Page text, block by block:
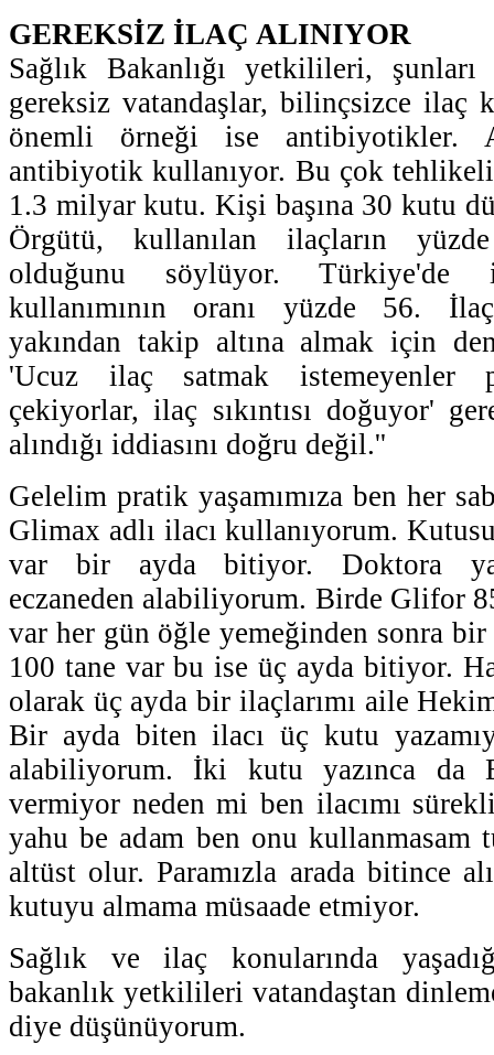
GEREKSİZ İLAÇ ALINIYOR
Sağlık Bakanlığı yetkilileri,
gereksiz vatandaşlar, bilinçsizce ilaç
önemli örneği ise antibiyotikler.
antibiyotik kullanıyor. Bu çok
1.3 milyar kutu. Kişi başına 30 kutu
Örgütü, kullanılan ilaçların
olduğunu söylüyor.
kullanımının oranı yüzde 56.
yakından takip altına almak için
'Ucuz ilaç satmak istemeyenler
çekiyorlar, ilaç sıkıntısı doğuyor'
alındığı iddiasını doğru değil.''
Gelelim pratik yaşamımıza ben her
Glimax adlı ilacı kullanıyorum.
var bir ayda bitiyor. Doktora
eczaneden alabiliyorum. Birde Glifor
var her gün öğle yemeğinden sonra
100 tane var bu ise üç ayda bitiyor.
olarak üç ayda bir ilaçlarımı aile
Bir ayda biten ilacı üç kutu
alabiliyorum. İki kutu yazınca da
vermiyor neden mi ben ilacımı
yahu be adam ben onu kullanmasam
altüst olur. Paramızla arada bitince
kutuyu almama müsaade etmiyor.
Sağlık ve ilaç konularında
bakanlık yetkilileri vatandaştan
diye düşünüyorum.